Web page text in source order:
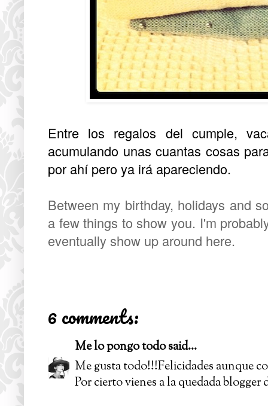
Entre los regalos del cumple,
acumulando unas cuantas cosas
por ahí pero ya irá apareciendo.
Between my birthday, holidays and
a few things to show you. I'm
eventually show up around here.
6 comments:
Me lo pongo todosaid...
Me gusta todo!!!Felicidades aunque
Por cierto vienes a la quedada blogger